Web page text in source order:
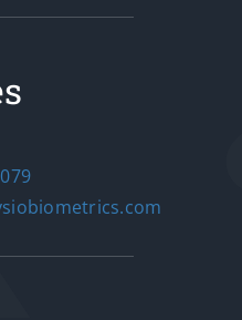
chutes chez les